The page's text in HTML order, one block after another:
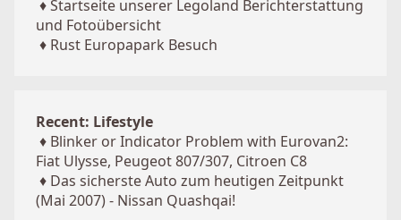
♦Startseite unserer Legoland Berichterstattung
und Fotoübersicht
♦ Rust Europapark Besuch
Recent: Lifestyle
♦ Blinker or Indicator Problem with Eurovan2:
Fiat Ulysse, Peugeot 807/307, Citroen C8
♦ Das sicherste Auto zum heutigen Zeitpunkt
(Mai 2007) - Nissan Quashqai!